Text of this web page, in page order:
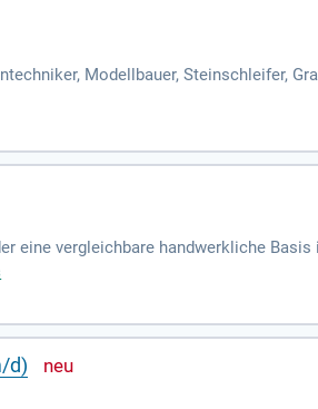
Modellbauer, Steinschleifer,
für filigrane Arbeiten
eine vergleichbare handwerkliche
Farbunterschiede bei Edelmetallen und
d)